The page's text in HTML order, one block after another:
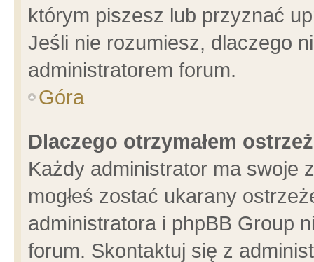
którym piszesz lub przyznać
Jeśli nie rozumiesz, dlaczego
administratorem forum.
Góra
Dlaczego otrzymałem
Każdy administrator ma swoje
mogłeś zostać ukarany
administratora i phpBB Group
forum. Skontaktuj się z